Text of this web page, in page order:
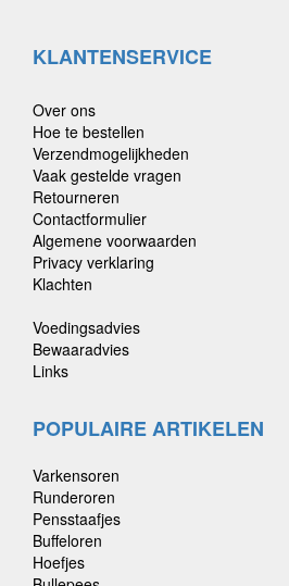
KLANTENSERVICE
Over ons
Hoe te bestellen
Verzendmogelijkheden
Vaak gestelde vragen
Retourneren
Contactformulier
Algemene voorwaarden
Privacy verklaring
Klachten
Voedingsadvies
Bewaaradvies
Links
POPULAIRE ARTIKELEN
Varkensoren
Runderoren
Pensstaafjes
Buffeloren
Hoefjes